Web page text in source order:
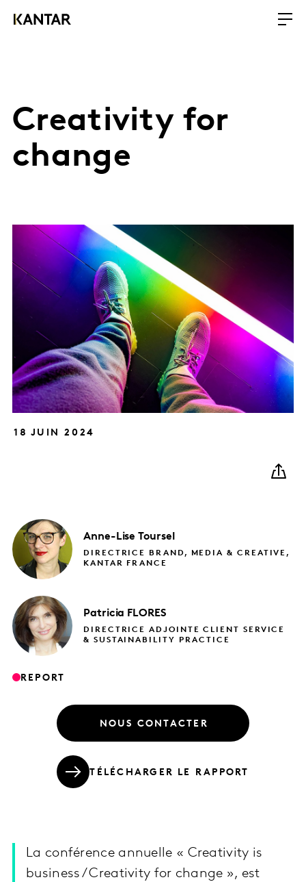
Creativity for
change
18 JUIN 2024
Anne-Lise Toursel
DIRECTRICE BRAND, MEDIA & CREATIVE,
KANTAR FRANCE
Patricia FLORES
DIRECTRICE ADJOINTE CLIENT SERVICE
& SUSTAINABILITY PRACTICE
REPORT
NOUS CONTACTER
TÉLÉCHARGER LE RAPPORT
La conférence annuelle « Creativity is
business / Creativity for change », est